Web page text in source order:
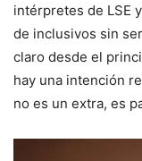
intérpretes de LSE
de inclusivos sin
claro desde el
hay una intención
no es un extra, es